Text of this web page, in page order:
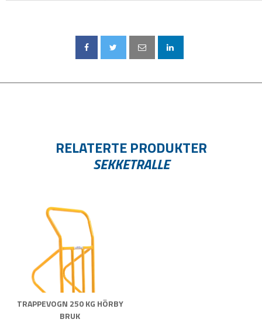
RELATERTE PRODUKTER
SEKKETRALLE
TRAPPEVOGN 250 KG HÖRBY
BRUK